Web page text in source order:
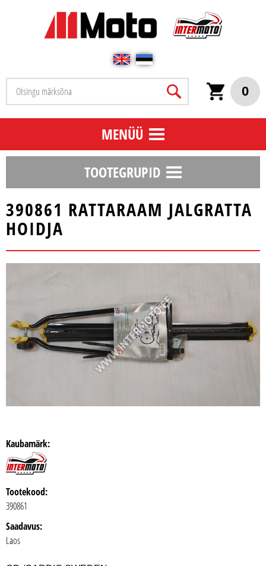
0
MENÜÜ
TOOTEGRUPID
390861 RATTARAAM JALGRATTA
HOIDJA
Kaubamärk:
Tootekood:
390861
Saadavus:
Laos